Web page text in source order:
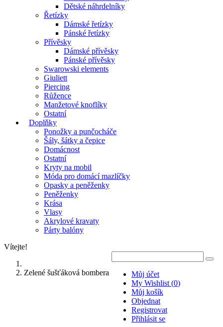
Dětské náhrdelníky
Řetízky
Dámské řetízky
Pánské řetízky
Přívěsky
Dámské přívěsky
Pánské přívěsky
Swarowski elements
Giuliett
Piercing
Růžence
Manžetové knoflíky
Ostatní
Doplňky
Ponožky a punčocháče
Šály, šátky a čepice
Domácnost
Ostatní
Kryty na mobil
Móda pro domácí mazlíčky
Opasky a peněženky
Peněženky
Krása
Vlasy
Akrylové kravaty
Párty balóny
Vítejte!
Můj účet
My Wishlist (0)
Můj košík
Objednat
Registrovat
Přihlásit se
Zelené šušťáková bombera